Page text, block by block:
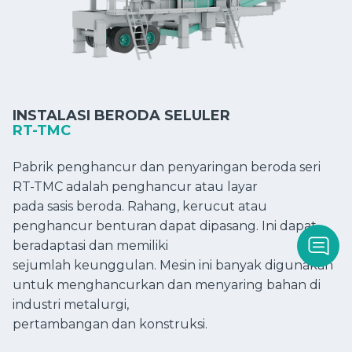
INSTALASI BERODA SELULER
RT-TMC
Pabrik penghancur dan penyaringan beroda seri
RT-TMC adalah penghancur atau layar
pada sasis beroda. Rahang, kerucut atau
penghancur benturan dapat dipasang. Ini dapat
beradaptasi dan memiliki
sejumlah keunggulan. Mesin ini banyak digunakan
untuk menghancurkan dan menyaring bahan di
industri metalurgi,
pertambangan dan konstruksi.